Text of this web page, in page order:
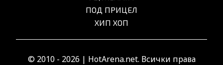
ПОД ПРИЦЕЛ
ХИП ХОП
© 2010 - 2026 | HotArena.net. Всички права